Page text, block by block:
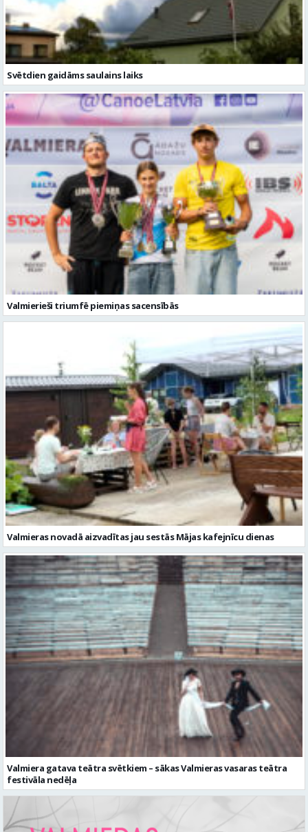
Svētdien gaidāms saulains laiks
Valmierieši triumfē piemiņas sacensībās
Valmieras novadā aizvadītas jau sestās Mājas kafejnīcu dienas
Valmiera gatava teātra svētkiem – sākas Valmieras vasaras teātra
festivāla nedēļa